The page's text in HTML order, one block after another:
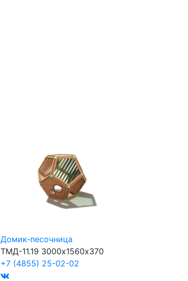
Домик-песочница
ТМД-11.19 3000х1560х370
+7 (4855) 25-02-02